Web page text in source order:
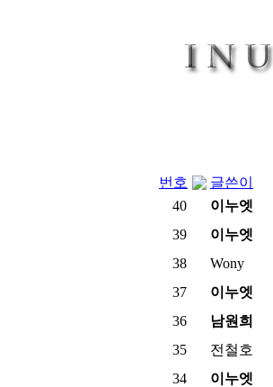
번호 글쓴이
40
이누엣
39
이누엣
38
Wony
37
이누엣
36
남원희
35
전철호
34
이누엣